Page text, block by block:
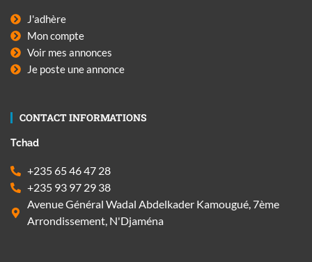
J'adhère
Mon compte
Voir mes annonces
Je poste une annonce
CONTACT INFORMATIONS
Tchad
+235 65 46 47 28
+235 93 97 29 38
Avenue Général Wadal Abdelkader Kamougué, 7ème
Arrondissement, N'Djaména